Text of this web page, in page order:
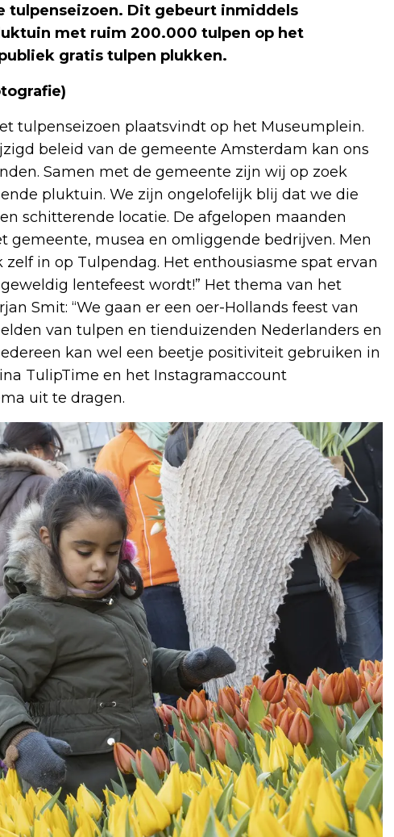
tulpenseizoen. Dit gebeurt inmiddels
met ruim 200.000 tulpen op het
gratis tulpen plukken.
tulpenseizoen plaatsvindt op het Museumplein.
beleid van de gemeente Amsterdam kan ons
Samen met de gemeente zijn wij op zoek
pluktuin. We zijn ongelofelijk blij dat we die
schitterende locatie. De afgelopen maanden
gemeente, musea en omliggende bedrijven. Men
in op Tulpendag. Het enthousiasme spat ervan
lentefeest wordt!” Het thema van het
Smit: “We gaan er een oer-Hollands feest van
van tulpen en tienduizenden Nederlanders en
kan wel een beetje positiviteit gebruiken in
TulipTime en het Instagramaccount
uit te dragen.